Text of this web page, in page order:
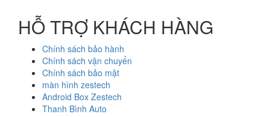
HỖ TRỢ KHÁCH HÀNG
Chính sách bảo hành
Chính sách vận chuyển
Chính sách bảo mật
màn hình zestech
Android Box Zestech
Thanh Bình Auto